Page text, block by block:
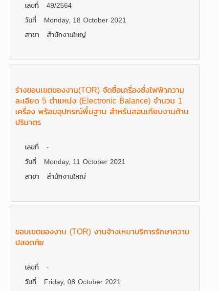
เลขที่
49/2564
วันที่
Monday, 18 October 2021
สาขา
สำนักงานใหญ่
ร่างขอบเขตของงาน(TOR) จัดซื้อเครื่องชั่งไฟฟ้าความ
ละเอียด 5 ตำแหน่ง (Electronic Balance) จำนวน 1
เครื่อง พร้อมอุปกรณ์พื้นฐาน สำหรับสอบเทียบงานด้าน
ปริมาตร
เลขที่
-
วันที่
Monday, 11 October 2021
สาขา
สำนักงานใหญ่
ขอบเขตของงาน (TOR) งานจ้างเหมาบริการรักษาความ
ปลอดภัย
เลขที่
-
วันที่
Friday, 08 October 2021